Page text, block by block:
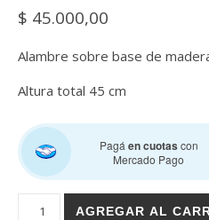
$ 45.000,00
Alambre sobre base de
Altura total 45 cm
Pagáen cuotas con
Mercado Pago
Estrelladas cantidad
AGREGAR AL